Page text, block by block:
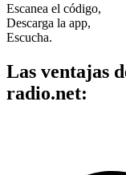
Escanea el código,
Descarga la app,
Escucha.
Las ventajas
radio.net: